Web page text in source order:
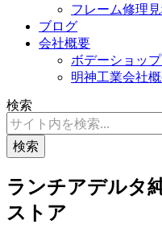
フレーム修理見
ブログ
会社概要
ボデーショッ
明神工業会社
検索
検索
ランチアデルタ
ストア